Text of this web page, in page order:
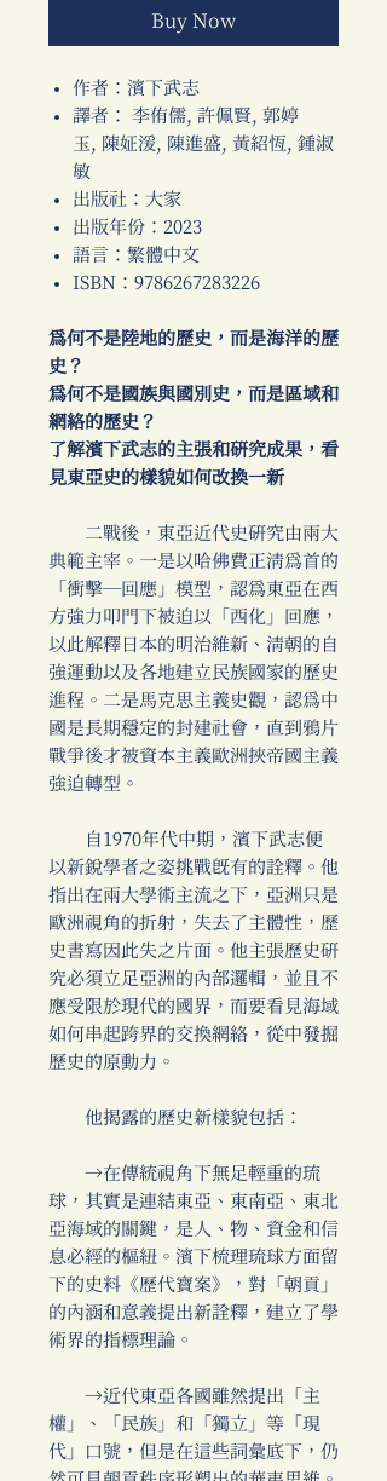
Buy Now
作者：濱下武志
譯者： 李侑儒, 許佩賢, 郭婷
玉, 陳姃湲, 陳進盛, 黃紹恆, 鍾淑
敏
出版社：大家
出版年份：2023
語言：繁體中文
ISBN：9786267283226
為何不是陸地的歷史，而是海洋的歷
史？
為何不是國族與國別史，而是區域和
網絡的歷史？
了解濱下武志的主張和研究成果，看
見東亞史的樣貌如何改換一新
二戰後，東亞近代史研究由兩大
典範主宰。一是以哈佛費正清為首的
「衝擊─回應」模型，認為東亞在西
方強力叩門下被迫以「西化」回應，
以此解釋日本的明治維新、清朝的自
強運動以及各地建立民族國家的歷史
進程。二是馬克思主義史觀，認為中
國是長期穩定的封建社會，直到鴉片
戰爭後才被資本主義歐洲挾帝國主義
強迫轉型。
自1970年代中期，濱下武志便
以新銳學者之姿挑戰既有的詮釋。他
指出在兩大學術主流之下，亞洲只是
歐洲視角的折射，失去了主體性，歷
史書寫因此失之片面。他主張歷史研
究必須立足亞洲的內部邏輯，並且不
應受限於現代的國界，而要看見海域
如何串起跨界的交換網絡，從中發掘
歷史的原動力。
他揭露的歷史新樣貌包括：
→在傳統視角下無足輕重的琉
球，其實是連結東亞、東南亞、東北
亞海域的關鍵，是人、物、資金和信
息必經的樞紐。濱下梳理琉球方面留
下的史料《歷代寶案》，對「朝貢」
的內涵和意義提出新詮釋，建立了學
術界的指標理論。
→近代東亞各國雖然提出「主
權」、「民族」和「獨立」等「現
代」口號，但是在這些詞彙底下，仍